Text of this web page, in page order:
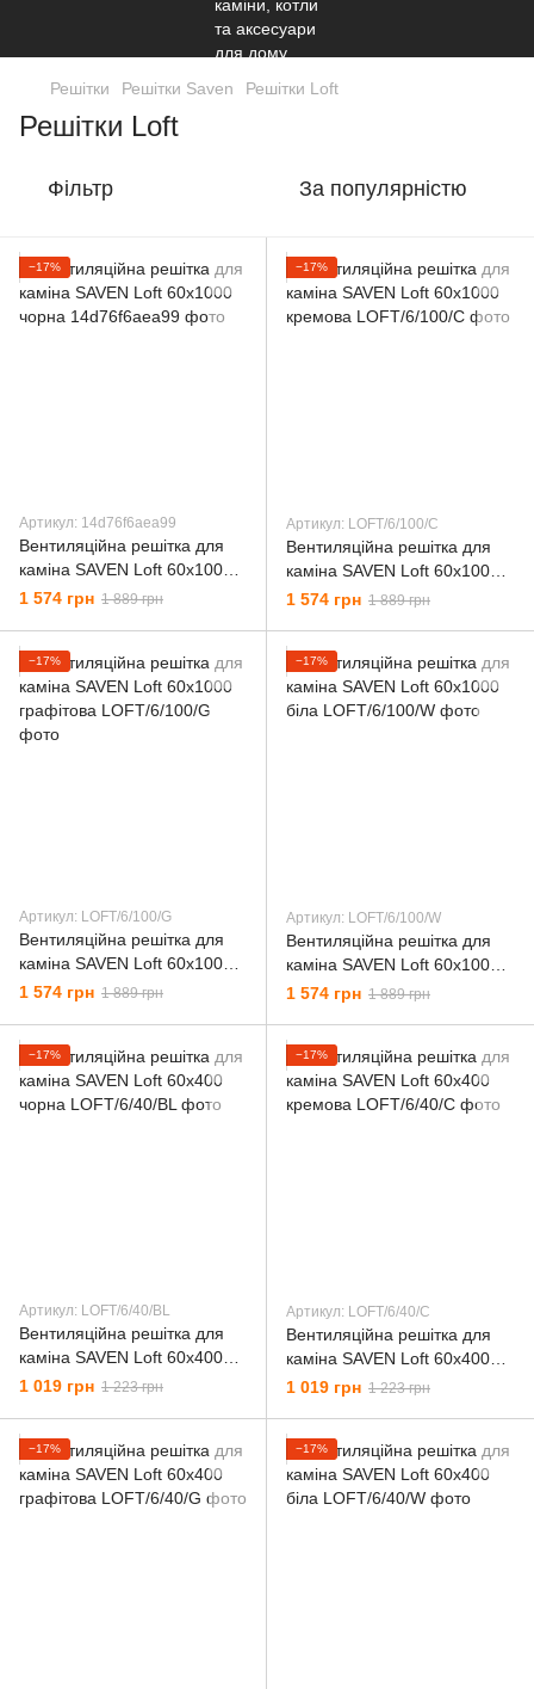
Решітки Решітки Saven Решітки Loft
Решітки Loft
Фільтр За популярністю
−17%
Артикул: 14d76f6aea99
Вентиляційна решітка для
каміна SAVEN Loft 60х1000
чорна
1 574 грн 1 889 грн
−17%
Артикул: LОFT/6/100/C
Вентиляційна решітка для
каміна SAVEN Loft 60х1000
кремова
1 574 грн 1 889 грн
−17%
Артикул: LОFT/6/100/G
Вентиляційна решітка для
каміна SAVEN Loft 60х1000
графітова
1 574 грн 1 889 грн
−17%
Артикул: LОFT/6/100/W
Вентиляційна решітка для
каміна SAVEN Loft 60х1000
біла
1 574 грн 1 889 грн
−17%
Артикул: LОFT/6/40/BL
Вентиляційна решітка для
каміна SAVEN Loft 60х400
чорна
1 019 грн 1 223 грн
−17%
Артикул: LОFT/6/40/C
Вентиляційна решітка для
каміна SAVEN Loft 60х400
кремова
1 019 грн 1 223 грн
−17% −17%